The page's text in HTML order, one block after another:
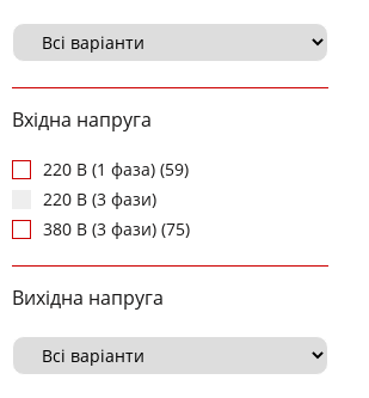
Вхідна напруга
220 В (1 фаза) (59)
220 В (3 фази)
380 В (3 фази) (75)
Вихідна напруга